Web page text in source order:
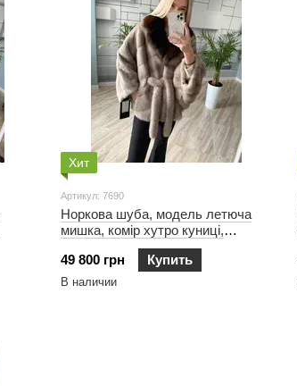
Хит
Артикул: 7690
Норкова шуба, модель летюча
мишка, комір хутро куниці,
довжина 70 см
49 800 грн
Купить
В наличии